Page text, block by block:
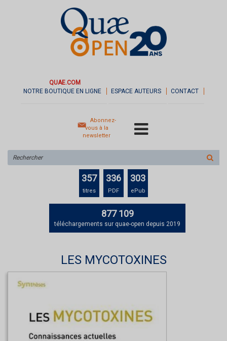
QUAE.COM
NOTRE BOUTIQUE EN LIGNE
ESPACE AUTEURS CONTACT
Abonnez-
vous à la
newsletter
sur
le
357
titres
336
PDF
303
ePub
877 109
téléchargements sur quae-open depuis 2019
LES MYCOTOXINES